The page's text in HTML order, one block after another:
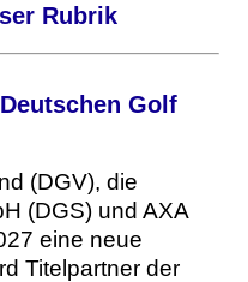
Rubrik
Golf
(DGV), die
(DGS) und AXA
eine neue
Titelpartner der